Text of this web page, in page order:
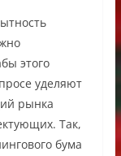
этого
уделяют
рынка
Так,
бума